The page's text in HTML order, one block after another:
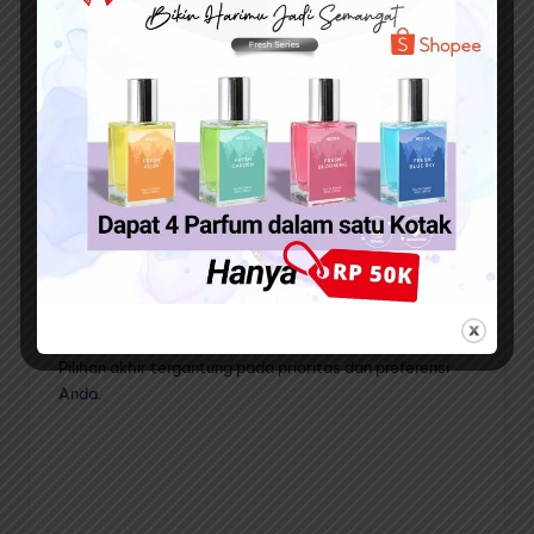
mAh dan dianggap memiliki daya tahan baterai yang
baik. Anda bisa menggunakan ponsel dalam waktu yang
5. Customization
Samsung S23 Ultra memberikan banyak fleksibilitas
dalam hal kustomisasi, seperti pengaturan tampilan,
pengaturan navigasi, dan lain-lain.
Jika Anda tertarik untuk mencobaSamsung S23 Ultra
maka tidak perlu beli yang baru. Ada Hp Samsung S23
Pilihan akhir tergantung pada prioritas dan preferensi
Anda.